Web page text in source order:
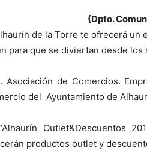
(Dpto.
de la Torre te ofrecerá un
para que se diviertan desde los
Asociación de Comercios.
del Ayuntamiento de
Outlet&Descuentos
productos outlet y